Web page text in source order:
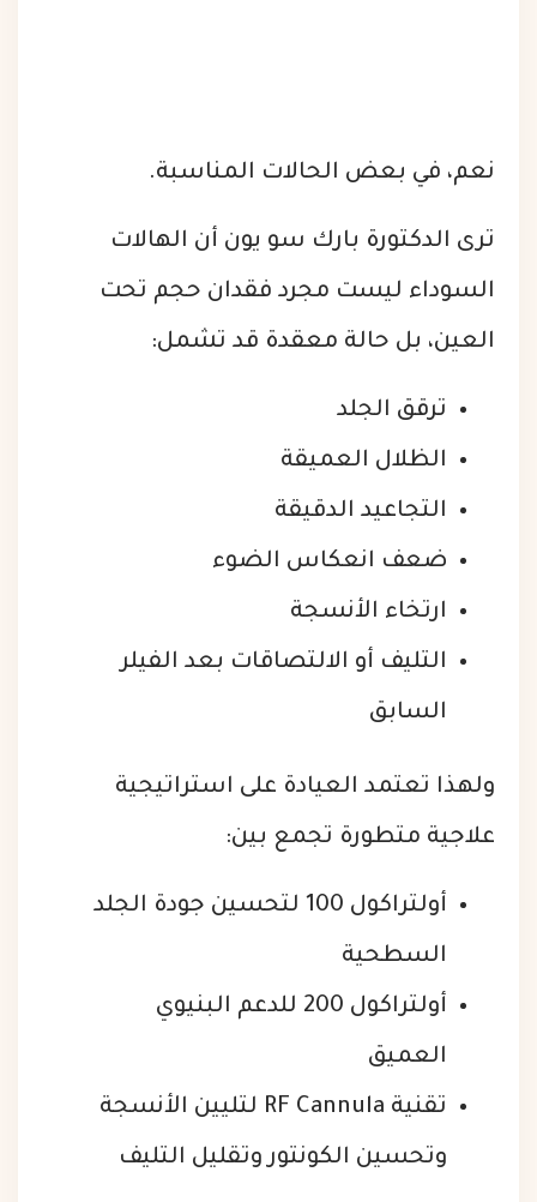
نعم، في بعض الحالات المناسبة.
ترى الدكتورة بارك سو يون أن الهالات
السوداء ليست مجرد فقدان حجم تحت
العين، بل حالة معقدة قد تشمل:
ترقق الجلد
الظلال العميقة
التجاعيد الدقيقة
ضعف انعكاس الضوء
ارتخاء الأنسجة
التليف أو الالتصاقات بعد الفيلر
السابق
ولهذا تعتمد العيادة على استراتيجية
علاجية متطورة تجمع بين:
أولتراكول 100 لتحسين جودة الجلد
السطحية
أولتراكول 200 للدعم البنيوي
العميق
تقنية RF Cannula لتليين الأنسجة
وتحسين الكونتور وتقليل التليف